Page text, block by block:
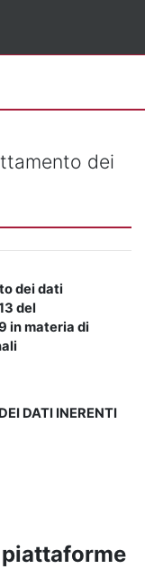
dei
dei dati
del
in materia di
DATI INERENTI